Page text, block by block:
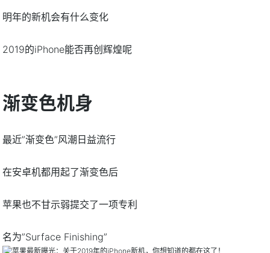
明年的新机会有什么变化
2019的iPhone能否再创辉煌呢
渐变色机身
最近”渐变色”风潮日益流行
在安卓机都用起了渐变色后
苹果也不甘示弱提交了一项专利
名为”Surface Finishing”